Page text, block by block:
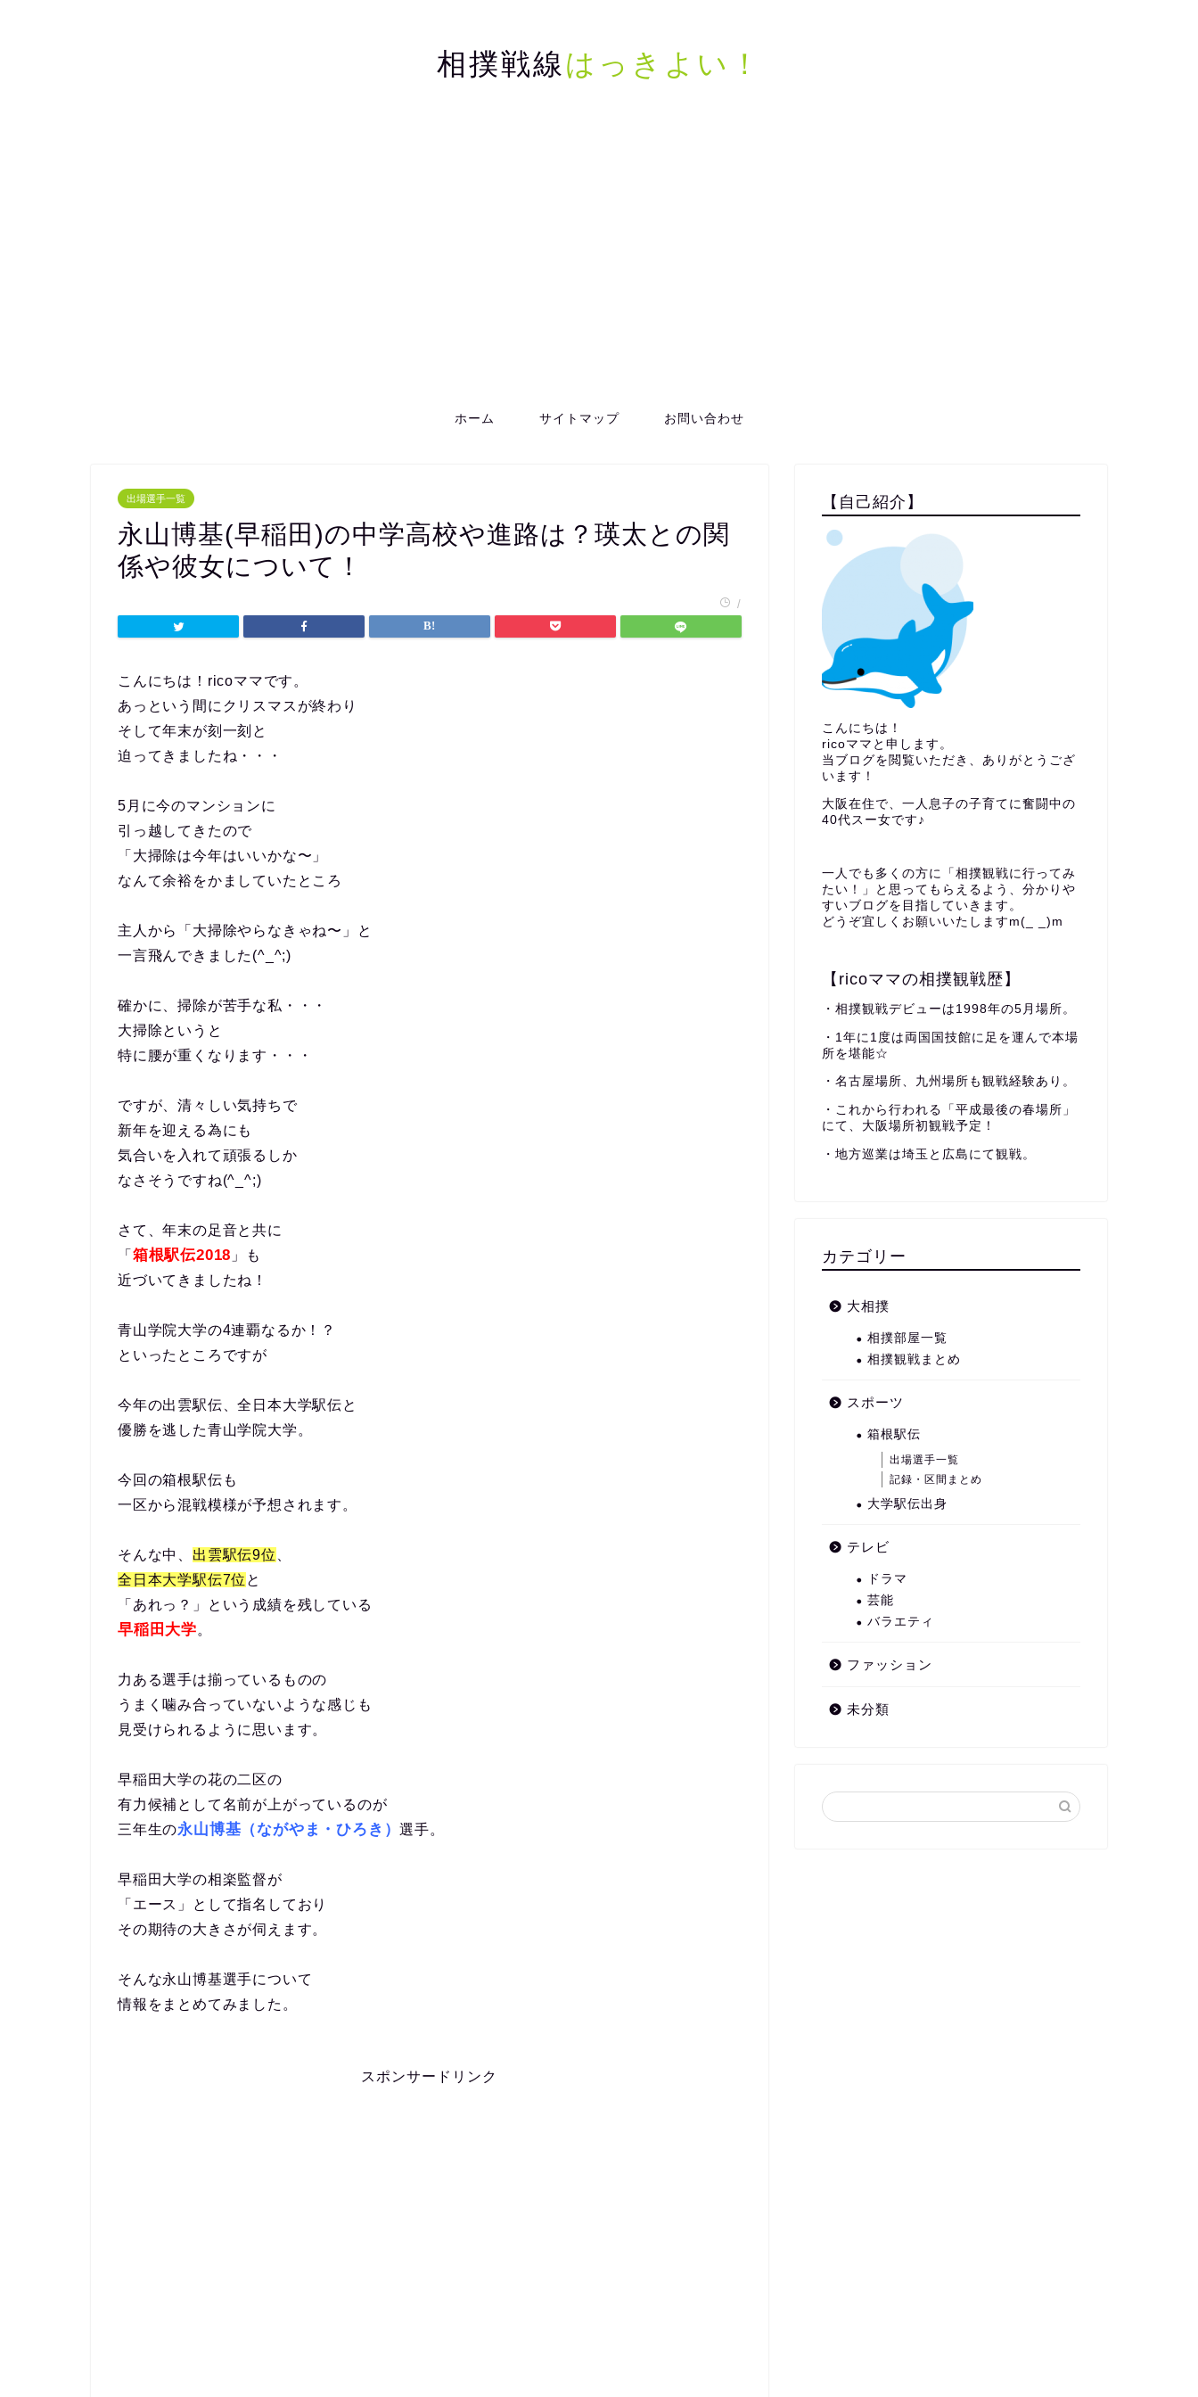
相撲戦線はっきよい！
ホーム サイトマップ お問い合わせ
出場選手一覧
永山博基(早稲田)の中学高校や進路は？瑛太との関
係や彼女について！
/
こんにちは！ricoママです。
あっという間にクリスマスが終わり
そして年末が刻一刻と
迫ってきましたね・・・
5月に今のマンションに
引っ越してきたので
「大掃除は今年はいいかな〜」
なんて余裕をかましていたところ
主人から「大掃除やらなきゃね〜」と
一言飛んできました(^_^;)
確かに、掃除が苦手な私・・・
大掃除というと
特に腰が重くなります・・・
ですが、清々しい気持ちで
新年を迎える為にも
気合いを入れて頑張るしか
なさそうですね(^_^;)
さて、年末の足音と共に
「 箱根駅伝2018 」も
近づいてきましたね！
青山学院大学の4連覇なるか！？
といったところですが
今年の出雲駅伝、全日本大学駅伝と
優勝を逃した青山学院大学。
今回の箱根駅伝も
一区から混戦模様が予想されます。
そんな中、 出雲駅伝9位
全日本大学駅伝7位 と
「あれっ？」という成績を残している
早稲田大学。
力ある選手は揃っているものの
うまく噛み合っていないような感じも
見受けられるように思います。
早稲田大学の花の二区の
有力候補として名前が上がっているのが
三年生の永山博基（ながやま・ひろき）選手。
早稲田大学の相楽監督が
「エース」として指名しており
その期待の大きさが伺えます。
そんな永山博基選手について
情報をまとめてみました。
スポンサードリンク
【自己紹介】
こんにちは！
ricoママと申します。
当ブログを閲覧いただき、ありがとうござ
います！
大阪在住で、一人息子の子育てに奮闘中の
40代スー女です♪
一人でも多くの方に「相撲観戦に行ってみ
たい！」と思ってもらえるよう、分かりや
すいブログを目指していきます。
どうぞ宜しくお願いいたしますm(_ _)m
【ricoママの相撲観戦歴】
・相撲観戦デビューは1998年の5月場所。
・1年に1度は両国国技館に足を運んで本場
所を堪能☆
・名古屋場所、九州場所も観戦経験あり。
・これから行われる「平成最後の春場所」
にて、大阪場所初観戦予定！
・地方巡業は埼玉と広島にて観戦。
カテゴリー
大相撲
相撲部屋一覧
相撲観戦まとめ
スポーツ
箱根駅伝
出場選手一覧
記録・区間まとめ
大学駅伝出身
テレビ
ドラマ
芸能
バラエティ
ファッション
未分類